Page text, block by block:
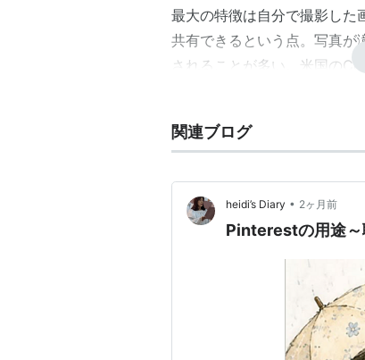
最大の特徴は自分で撮影した
共有できるという点。写真
されることが多い。米国の
2013年11月12日、日本語での
Pin：関心のある画像を自
Repin：他人のボードにあ
Like：気に入った画像に
Comment：画像に対する
Follow：お互いの掲示板を
利用・ダウンロード
関連ブログ
heidi’s Diary • 2ヶ月前
Pinterestの用途～